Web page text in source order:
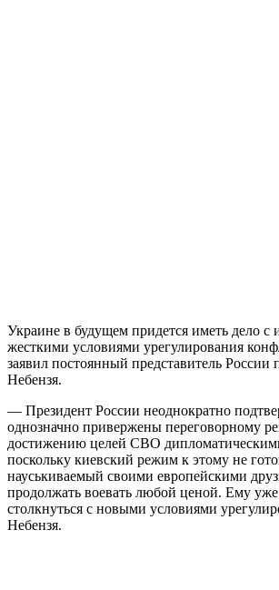
Украине в будущем придется иметь дело с
жесткими условиями урегулирования
заявил постоянный представитель
Небензя.
— Президент России неоднократно
однозначно привержены переговорному
достижению целей СВО
поскольку киевский режим к этому не
науськиваемый своими европейскими
продолжать воевать любой ценой. Ему уже
столкнуться с новыми условиями
Небензя.